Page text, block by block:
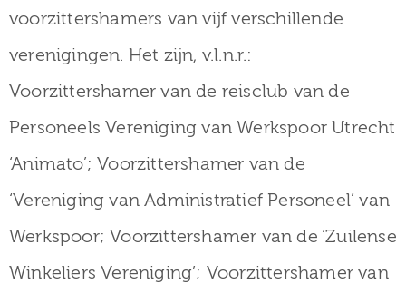
voorzittershamers van vijf verschillende
verenigingen. Het zijn, v.l.n.r.:
Voorzittershamer van de reisclub van de
Personeels Vereniging van Werkspoor Utrecht
‘Animato’; Voorzittershamer van de
‘Vereniging van Administratief Personeel’ van
Werkspoor; Voorzittershamer van de ‘Zuilense
Winkeliers Vereniging’; Voorzittershamer van